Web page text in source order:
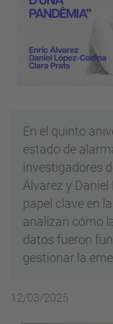
En el quinto
estado de
investigadores
Álvarez y
papel clave en
analizan cómo
datos fueron
gestionar la
12/03/2025